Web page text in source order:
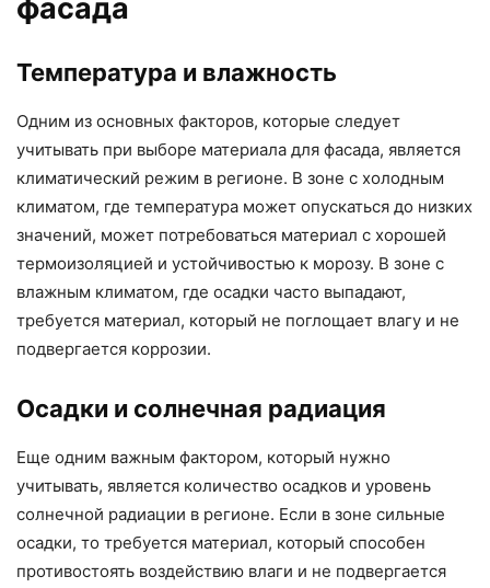
фасада
Температура и влажность
Одним из основных факторов, которые следует
учитывать при выборе материала для фасада, является
климатический режим в регионе. В зоне с холодным
климатом, где температура может опускаться до низких
значений, может потребоваться материал с хорошей
термоизоляцией и устойчивостью к морозу. В зоне с
влажным климатом, где осадки часто выпадают,
требуется материал, который не поглощает влагу и не
подвергается коррозии.
Осадки и солнечная радиация
Еще одним важным фактором, который нужно
учитывать, является количество осадков и уровень
солнечной радиации в регионе. Если в зоне сильные
осадки, то требуется материал, который способен
противостоять воздействию влаги и не подвергается